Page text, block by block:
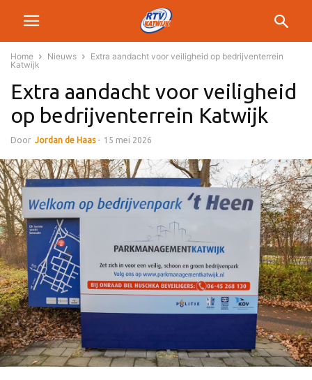
Home Nieuws
Extra aandacht voor veiligheid op bedrijventerrein
Katwijk
Extra aandacht voor veiligheid
op bedrijventerrein Katwijk
Door Jordan de Haas - 15 mei 2026